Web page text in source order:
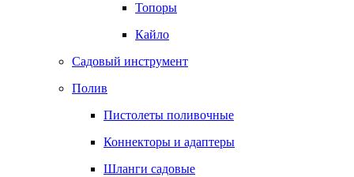
Топоры
Кайло
Садовый инструмент
Полив
Пистолеты поливочные
Коннекторы и адаптеры
Шланги садовые